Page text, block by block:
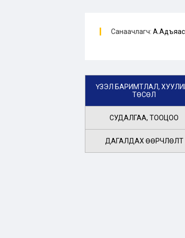
Санаачлагч:
ҮЗЭЛ БАРИМТЛАЛ,
ТӨСӨЛ
СУДАЛГАА, ТООЦОО
ДАГАЛДАХ ӨӨРЧЛӨЛТ